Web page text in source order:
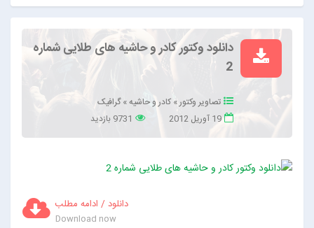
دانلود وکتور کادر و حاشیه های طلایی شماره
2
تصاویر وکتور »کادر و حاشیه»گرافیک
19 آوریل 2012
دانلود / ادامه مطلب
Download now